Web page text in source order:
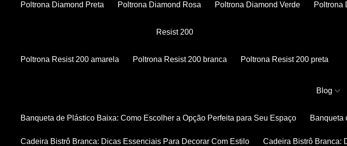
Poltrona Diamond Preta Poltrona Diamond Rosa Poltrona Diamond Verde
Resist 200
Poltrona Resist 200 amarela Poltrona Resist 200 branca Poltrona Resist 200 preta
Blog
Banqueta de Plástico Baixa: Como Escolher a Opção Perfeita para Seu Espaço
Cadeira Bistrô Branca: Dicas Essenciais Para Decorar Com Estilo Cadeira Bistrô